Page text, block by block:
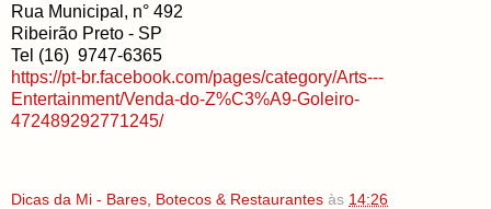
Rua Municipal, n° 492
Ribeirão Preto - SP
Tel (16) 9747-6365
https://pt-br.facebook.com/pages/category/Arts---
Entertainment/Venda-do-Z%C3%A9-Goleiro-
472489292771245/
Dicas da Mi - Bares, Botecos & Restaurantes às 14:26